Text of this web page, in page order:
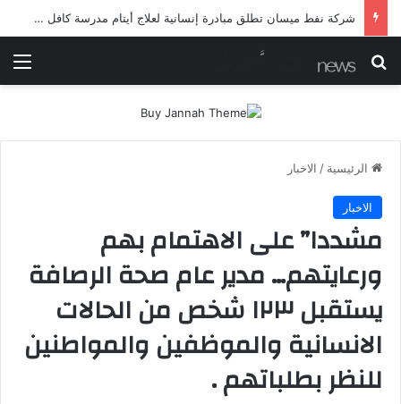
شرطة ميسان تلقي القبض على مطلقي العيارات النارية أثناء تشييع جنائزي في العمارة
بحث عن
الرئيسية / الاخبار
الاخبار
مشددا” على الاهتمام بهم
ورعايتهم… مدير عام صحة الرصافة
يستقبل ١٢٣ شخص من الحالات
الانسانية والموظفين والمواطنين
للنظر بطلباتهم .